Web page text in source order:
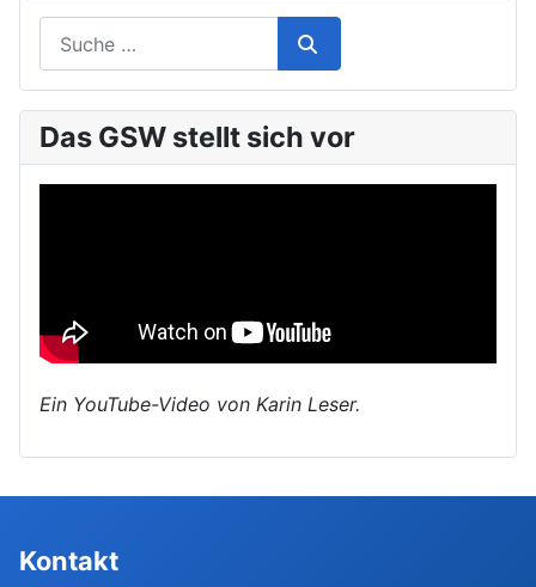
Das GSW stellt sich vor
Ein YouTube-Video von Karin Leser.
Kontakt